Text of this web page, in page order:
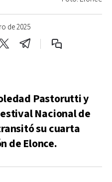
de 2025
Pastorutti y
Nacional de
su cuarta
de Elonce.